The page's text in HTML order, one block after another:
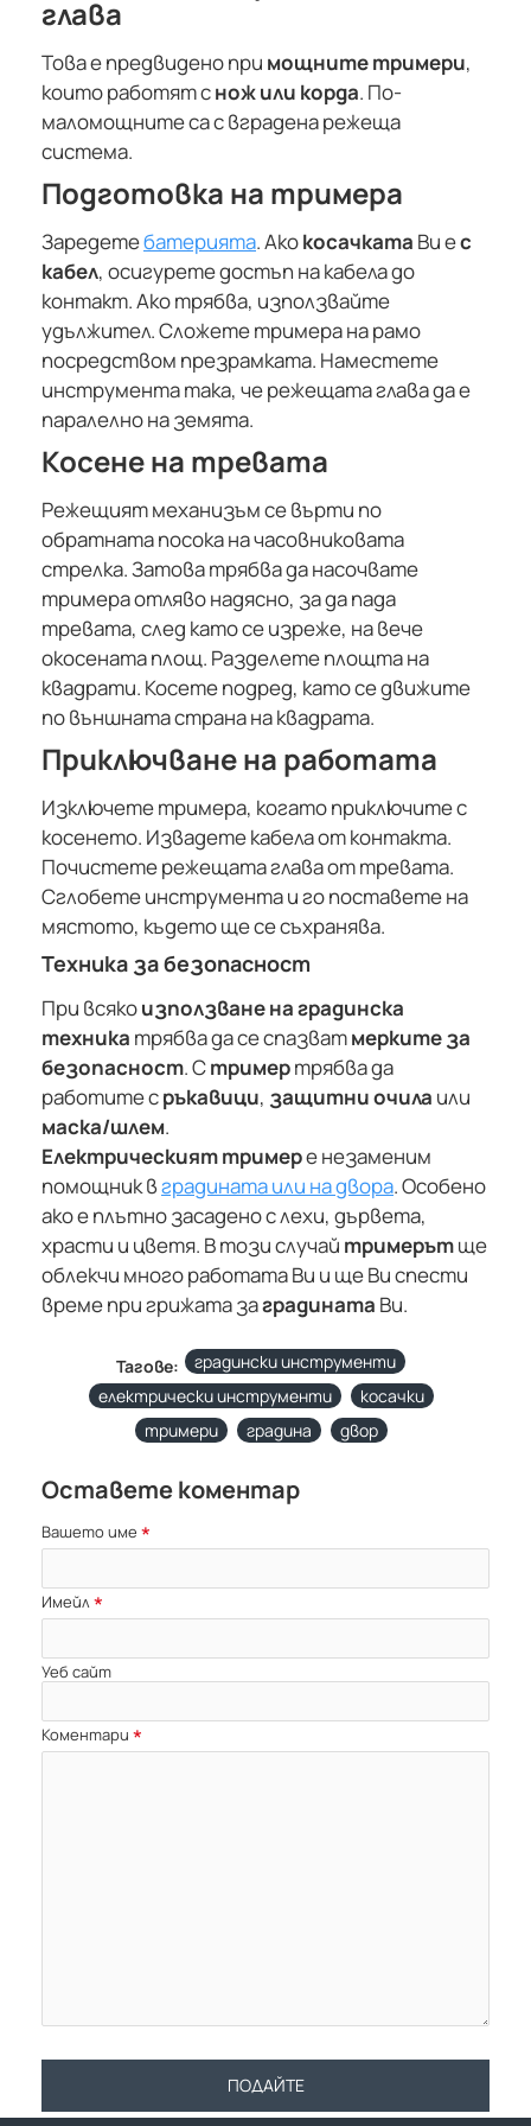
глава
Това е предвидено при мощните тримери,
които работят снож или корда. По-
маломощните са с вградена режеща
система.
Подготовка на тримера
Заредетебатерията. Акокосачката Ви ес
кабел, осигурете достъп на кабела до
контакт. Ако трябва, използвайте
удължител. Сложете тримера на рамо
посредством презрамката. Наместете
инструмента така, че режещата глава да е
паралелно на земята.
Косене на тревата
Режещият механизъм се върти по
обратната посока на часовниковата
стрелка. Затова трябва да насочвате
тримера отляво надясно, за да пада
тревата, след като се изреже, на вече
окосената площ. Разделете площта на
квадрати. Косете подред, като се движите
по външната страна на квадрата.
Приключване на работата
Изключете тримера, когато приключите с
косенето. Извадете кабела от контакта.
Почистете режещата глава от тревата.
Сглобете инструмента и го поставете на
мястото, където ще се съхранява.
Техника за безопасност
При всякоизползване на градинска
техника трябва да се спазватмерките за
безопасност. Стримертрябва да
работите сръкавици, защитни очила или
маска/шлем.
Електрическият тримере незаменим
помощник вградината или на двора. Особено
ако е плътно засадено с лехи, дървета,
храсти и цветя. В този случай тримерътще
облекчи много работата Ви и ще Ви спести
време при грижата заградината Ви.
Тагове:
градински инструменти
електрически инструменти
косачки
тримери
градина двор
Оставете коментар
Вашето име
Имейл
Уеб сайт
Коментари
ПОДАЙТЕ